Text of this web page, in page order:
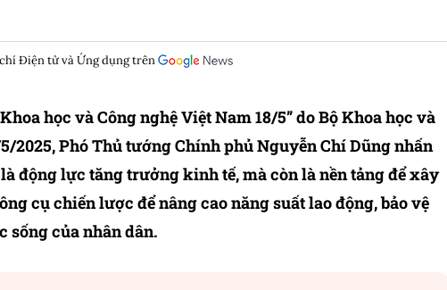
Điện tử và Ứng dụng trên
học và Công nghệ Việt Nam 18/5” do Bộ Khoa học và
2025, Phó Thủ tướng Chính phủ Nguyễn Chí Dũng nhấn
động lực tăng trưởng kinh tế, mà còn là nền tảng để xây
cụ chiến lược để nâng cao năng suất lao động, bảo vệ
sống của nhân dân.